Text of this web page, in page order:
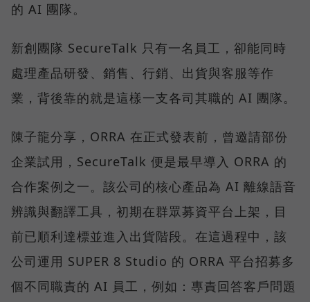
的 AI 團隊。
新創團隊 SecureTalk 只有一名員工，卻能同時
處理產品研發、銷售、行銷、出貨與客服等作
業，背後靠的就是這樣一支各司其職的 AI 團隊。
陳子龍分享，ORRA 在正式發表前，曾邀請部份
企業試用，SecureTalk 便是最早導入 ORRA 的
合作案例之一。該公司的核心產品為 AI 離線語音
辨識與翻譯工具，初期在群眾募資平台上架，目
前已順利達標並進入出貨階段。在這過程中，該
公司運用 SUPER 8 Studio 的 ORRA 平台招募多
個不同職責的 AI 員工，例如：專責回答客戶問題